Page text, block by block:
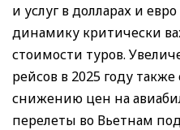
и услуг в долларах и
динамику критически
стоимости туров.
рейсов в 2025 году также
снижению цен на
перелеты во Вьетнам